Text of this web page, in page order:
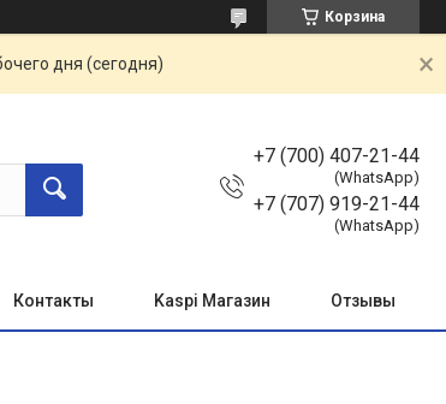
Корзина
дня (сегодня)
+7 (700) 407-21-44
(WhatsApp)
+7 (707) 919-21-44
(WhatsApp)
Контакты Kaspi Магазин Отзывы